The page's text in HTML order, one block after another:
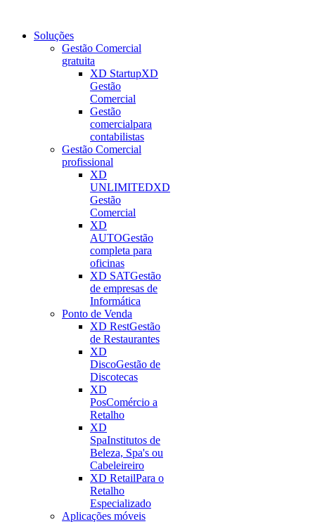
Soluções
Gestão Comercial
gratuita
XD StartupXD
Gestão
Comercial
Gestão
comercialpara
contabilistas
Gestão Comercial
profissional
XD
UNLIMITEDXD
Gestão
Comercial
XD
AUTOGestão
completa para
oficinas
XD SATGestão
de empresas de
Informática
Ponto de Venda
XD RestGestão
de Restaurantes
XD
DiscoGestão de
Discotecas
XD
PosComércio a
Retalho
XD
SpaInstitutos de
Beleza, Spa's ou
Cabeleireiro
XD RetailPara o
Retalho
Especializado
Aplicações móveis